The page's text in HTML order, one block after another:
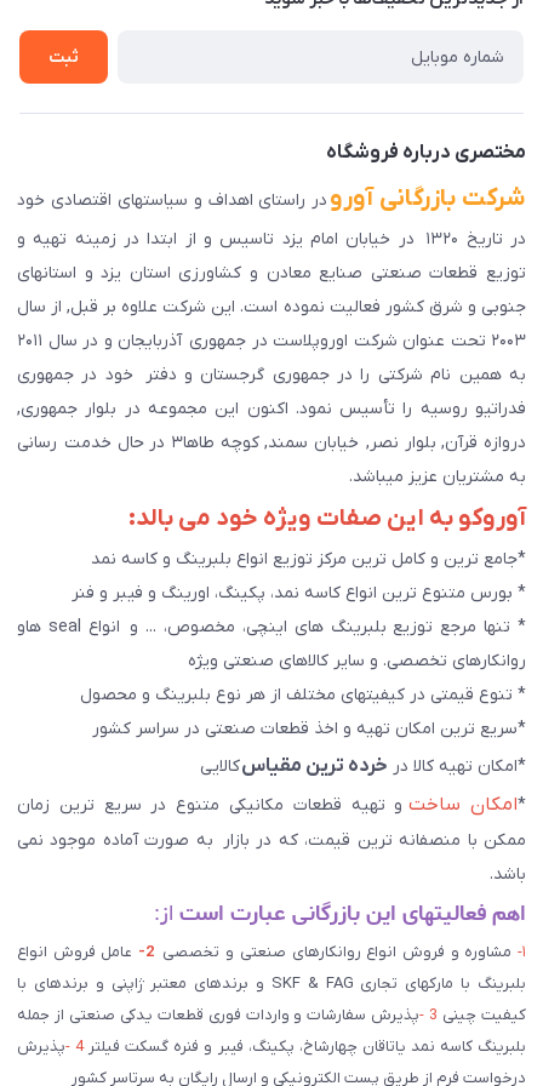
راهنمای ثبت سفارش
سوالات متداول
ثبت
مختصری درباره فروشگاه
شرکت بازرگانی آورو در راستای اهداف و سیاستهای اقتصادی خود
در تاریخ ۱۳۲۰ در خیابان امام یزد تاسیس و از ابتدا در زمینه تهیه و
توزیع قطعات صنعتی صنایع معادن و کشاورزی استان یزد و استانهای
جنوبی و شرق کشور فعالیت نموده است. این شرکت علاوه بر قبل, از سال
۲۰۰۳ تحت عنوان شرکت اوروپلاست در جمهوری آذربایجان و در سال ۲۰۱۱
به همین نام شرکتی را در جمهوری گرجستان و دفتر خود در جمهوری
فدراتیو روسیه را تأسیس نمود. اکنون این مجموعه در بلوار جمهوری,
دروازه قرآن, بلوار نصر, خیابان سمند, کوچه طاها۳ در حال خدمت رسانی
به مشتریان عزیز میباشد.
آوروکو به این صفات ویژه خود می بالد:
*جامع ترین و کامل ترین مرکز توزیع انواع بلبرینگ و کاسه نمد
* بورس متنوع ترین انواع کاسه نمد، پکینگ، اورینگ و فیبر و فنر
* تنها مرجع توزیع بلبرینگ های اینچی، مخصوص، ... و انواع seal هاو
روانکارهای تخصصی. و سایر کالاهای صنعتی ويژه
* تنوع قیمتی در کیفیتهای مختلف از هر نوع بلبرینگ و محصول
*سریع ترین امکان تهیه و اخذ قطعات صنعتی در سراسر کشور
*امکان تهیه کالا در خرده ترین مقیاسکالایی
*امکان ساختو تهیه قطعات مکانیکی متنوع در سریع ترین زمان
ممکن با منصفانه ترین قیمت، که در بازار به صورت آماده موجود نمی
باشد.
اهم فعالیتهای این بازرگانی عبارت است از:
۱- مشاوره و فروش انواع روانکارهای صنعتی و تخصصی 2-
عامل فروش انواع
بلبرینگ با مارکهای تجاری SKF & FAG و برندهای معتبر ژاپنی و برندهای با
کیفیت چینی 3 - پذیرش سفارشات و واردات فوری قطعات یدکی صنعتی از جمله
بلبرینگ کاسه نمد یاتاقان چهارشاخ، پکینگ، فیبر و فنره گسکت فیلتر4 - پذیرش
درخواست فرم از طریق پست الکترونیکی و ارسال رایگان به سرتاسر کشور